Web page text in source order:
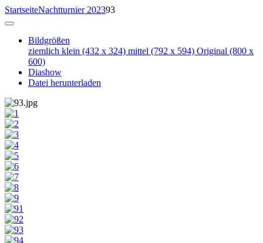
StartseiteNachtturnier 202393
Bildgrößen
ziemlich klein (432 x 324) mittel (792 x 594) Original (800 x
600)
Diashow
Datei herunterladen